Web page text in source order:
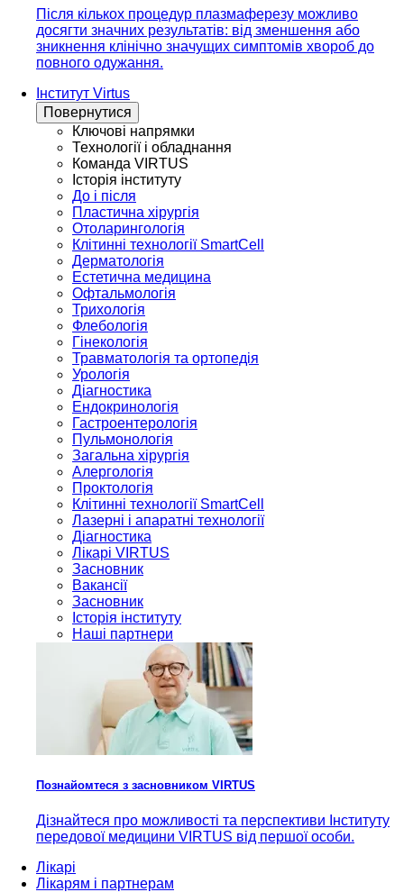
Після кількох процедур плазмаферезу можливо
досягти значних результатів: від зменшення або
зникнення клінічно значущих симптомів хвороб до
повного одужання.
Інститут Virtus
Повернутися
Ключові напрямки
Технології і обладнання
Команда VIRTUS
Історія інституту
До і після
Пластична хірургія
Отоларингологія
Клітинні технології SmartCell
Дерматологія
Естетична медицина
Офтальмологія
Трихологія
Флебологія
Гінекологія
Травматологія та ортопедія
Урологія
Діагностика
Ендокринологія
Гастроентерологія
Пульмонологія
Загальна хірургія
Алергологія
Проктологія
Клітинні технології SmartCell
Лазерні і апаратні технології
Діагностика
Лікарі VIRTUS
Засновник
Вакансії
Засновник
Історія інституту
Наші партнери
Познайомтеся з засновником VIRTUS
Дізнайтеся про можливості та перспективи Інституту
передової медицини VIRTUS від першої особи.
Лікарі
Лікарям і партнерам